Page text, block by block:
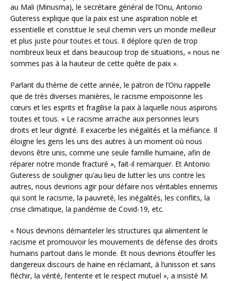
au Mali (Minusma), le secrétaire général de l’Onu, Antonio
Guteress explique que la paix est une aspiration noble et
essentielle et constitue le seul chemin vers un monde meilleur
et plus juste pour toutes et tous. Il déplore qu’en de trop
nombreux lieux et dans beaucoup trop de situations, « nous ne
sommes pas à la hauteur de cette quête de paix ».
Parlant du thème de cette année, le patron de l’Onu rappelle
que de très diverses manières, le racisme empoisonne les
cœurs et les esprits et fragilise la paix à laquelle nous aspirons
toutes et tous. « Le racisme arrache aux personnes leurs
droits et leur dignité. Il exacerbe les inégalités et la méfiance. Il
éloigne les gens les uns des autres à un moment où nous
devons être unis, comme une seule famille humaine, afin de
réparer notre monde fracturé », fait-il remarquer. Et Antonio
Guteress de souligner qu’au lieu de lutter les uns contre les
autres, nous devrions agir pour défaire nos véritables ennemis
qui sont le racisme, la pauvreté, les inégalités, les conflits, la
crise climatique, la pandémie de Covid-19, etc.
« Nous devrions démanteler les structures qui alimentent le
racisme et promouvoir les mouvements de défense des droits
humains partout dans le monde. Et nous devrions étouffer les
dangereux discours de haine en réclamant, à l’unisson et sans
fléchir, la vérité, l’entente et le respect mutuel », a insisté M.